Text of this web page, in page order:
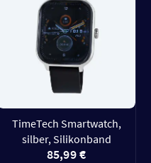
TimeTech Smartwatch,
silber, Silikonband
85,99 €